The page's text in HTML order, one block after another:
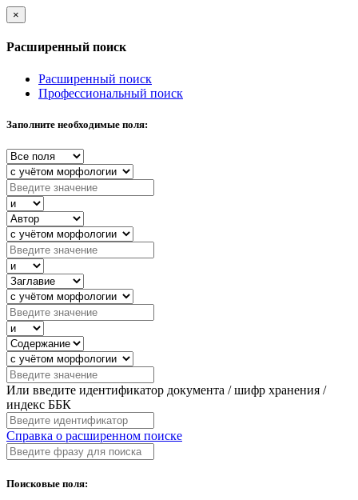
×
Расширенный поиск
Расширенный поиск
Профессиональный поиск
Заполните необходимые поля:
Или введите идентификатор документа / шифр хранения /
индекс ББК
Справка о расширенном поиске
Поисковые поля: